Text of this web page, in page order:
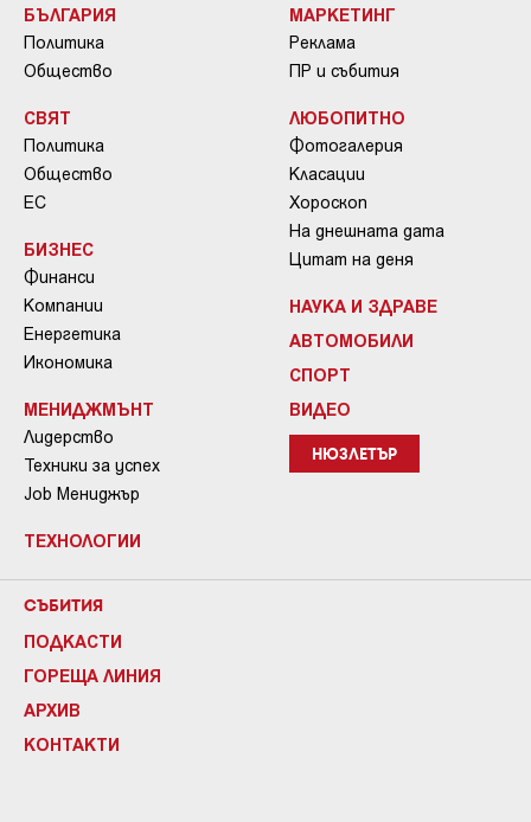
БЪЛГАРИЯ
Политика
Общество
СВЯТ
Политика
Общество
ЕС
БИЗНЕС
Финанси
Компании
Енергетика
Икономика
МЕНИДЖМЪНТ
Лидерство
Техники за успех
Job Мениджър
ТЕХНОЛОГИИ
МАРКЕТИНГ
Реклама
ПР и събития
ЛЮБОПИТНО
Фотогалерия
Класации
Хороскоп
На днешната дата
Цитат на деня
НАУКА И ЗДРАВЕ
АВТОМОБИЛИ
СПОРТ
ВИДЕО
НЮЗЛЕТЪР
СЪБИТИЯ
ПОДКАСТИ
ГОРЕЩА ЛИНИЯ
АРХИВ
КОНТАКТИ